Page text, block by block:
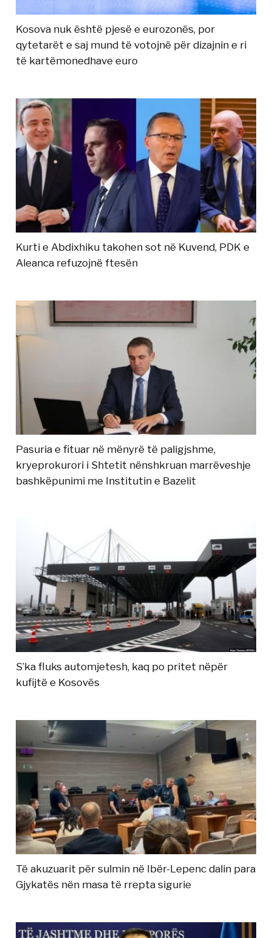
Kosova nuk është pjesë e eurozonës, por
qytetarët e saj mund të votojnë për dizajnin e ri
të kartëmonedhave euro
Kurti e Abdixhiku takohen sot në Kuvend, PDK e
Aleanca refuzojnë ftesën
Pasuria e fituar në mënyrë të paligjshme,
kryeprokurori i Shtetit nënshkruan marrëveshje
bashkëpunimi me Institutin e Bazelit
S’ka fluks automjetesh, kaq po pritet nëpër
kufijtë e Kosovës
Të akuzuarit për sulmin në Ibër-Lepenc dalin para
Gjykatës nën masa të rrepta sigurie